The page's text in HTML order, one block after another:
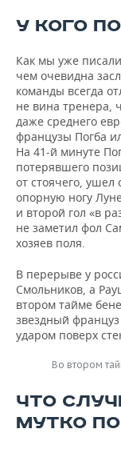
У КОГО
Как мы уже
чем очевидна
команды всегда
не вина тренера,
даже среднего
французы Погба
На 41-й минуте
потерявшего
от стоячего,
опорную ногу
и второй гол «в
не заметил фол
хозяев поля.
В перерыве у
Смольников, а
втором тайме
звездный
ударом поверх
Во втором
ЧТО
МУТКО